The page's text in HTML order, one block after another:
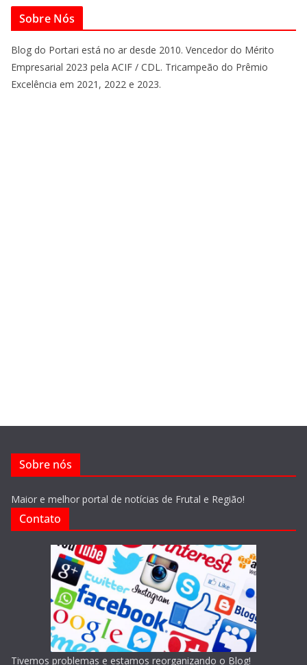
Sobre Nós
Blog do Portari está no ar desde 2010. Vencedor do Mérito
Empresarial 2023 pela ACIF / CDL. Tricampeão do Prêmio
Excelência em 2021, 2022 e 2023.
Sobre nós
Maior e melhor portal de notícias de Frutal e Região!
Contato
Tivemos problemas e estamos reorganizando o Blog!